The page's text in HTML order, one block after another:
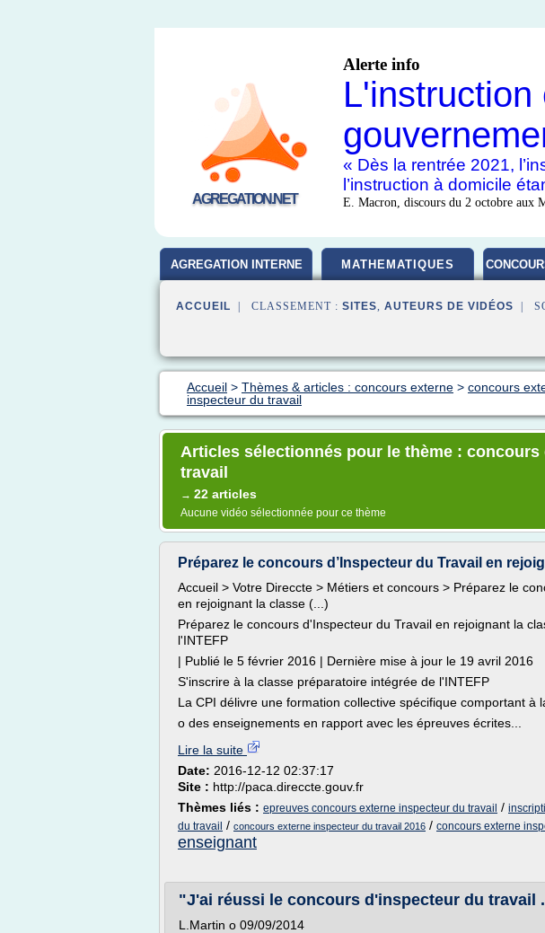
AGREGATION.NET
Alerte info
« Dès la rentrée 2021,
l’instruction à domicile
E. Macron, discours du 2 octobre aux
AGREGATION INTERNE MATHEMATIQUES
ACCUEIL | CLASSEMENT : SITES, AUTEURS DE VIDÉOS |
Accueil > Thèmes & articles : concours externe > concours
inspecteur du travail
Articles sélectionnés pour le thème : concours
travail
→ 22 articles
Aucune vidéo sélectionnée pour ce thème
Préparez le concours d’Inspecteur du Travail en
Accueil > Votre Direccte > Métiers et concours > Préparez le
en rejoignant la classe (...)
Préparez le concours d'Inspecteur du Travail en rejoignant la
l'INTEFP
| Publié le 5 février 2016 | Dernière mise à jour le 19 avril 2016
S'inscrire à la classe préparatoire intégrée de l'INTEFP
La CPI délivre une formation collective spécifique comportant à
o des enseignements en rapport avec les épreuves écrites...
Lire la suite
Date: 2016-12-12 02:37:17
Site : http://paca.direccte.gouv.fr
Thèmes liés : epreuves concours externe inspecteur du travail /
du travail / concours externe inspecteur du travail 2016 / concours externe
enseignant
"J'ai réussi le concours d'inspecteur du travail
L.Martin o 09/09/2014